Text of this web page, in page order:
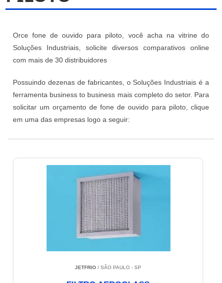
Orce fone de ouvido para piloto, você acha na vitrine do
Soluções Industriais, solicite diversos comparativos online
com mais de 30 distribuidores
Possuindo dezenas de fabricantes, o Soluções Industriais é a
ferramenta business to business mais completo do setor. Para
solicitar um orçamento de fone de ouvido para piloto, clique
em uma das empresas logo a seguir:
JETFRIO / SÃO PAULO - SP